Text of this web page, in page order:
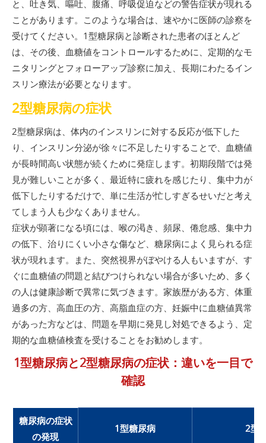
と、吐き気、嘔吐、腹痛、呼吸促迫などの警告症状が現れる
ことがあります。このような場合は、速やかに医師の診察を
受けてください。1型糖尿病と診断された患者のほとんど
は、その後、血糖値をコントロールするために、定期的なモ
ニタリングとフォローアップ診察に加え、長期にわたるイン
スリン療法が必要となります。
2型糖尿病の症状
2型糖尿病は、体内のインスリンに対する反応が低下した
り、インスリン分泌が徐々に不足したりすることで、血糖値
が長時間高い状態が続くために発症します。初期段階では発
見が難しいことが多く、最近特に疲れを感じたり、集中力が
低下したりするだけで、単に生活が忙しすぎるせいだと考え
てしまう人も少なくありません。
症状が顕著になる頃には、喉の渇き、頻尿、倦怠感、集中力
の低下、治りにくい小さな傷など、糖尿病によく見られる症
状が現れます。また、突然視界がぼやける人もいますが、す
ぐに血糖値の問題と結びつけられない場合が多いため、多く
の人は健康診断で異常に気づきます。家族歴がある方、体重
過多の方、高血圧の方、高脂血症の方、妊娠中に血糖値異常
があった方などは、問題を早期に発見し対処できるよう、定
期的な血糖値検査を受けることをお勧めします。
1型糖尿病と2型糖尿病の症状：違いを一目で
確認
糖尿病の症状
の発現
1型糖尿病 2型